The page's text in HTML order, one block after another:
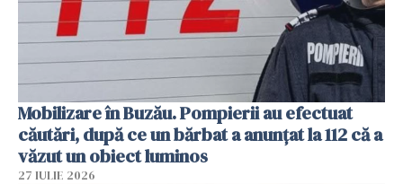
Mobilizare în Buzău. Pompierii au efectuat
căutări, după ce un bărbat a anunțat la 112 că a
văzut un obiect luminos
27 IULIE 2026